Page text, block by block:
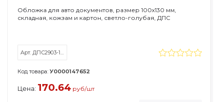
Обложка для авто документов, размер 100х130 мм,
складная, кожзам и картон, светло-голубая, ДПС
Арт. ДПС2903-124
Код товара: У0000147652
Цена: 170.64 руб/шт